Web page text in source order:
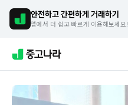
안전하고 간편하게 거래하기
앱에서 더 쉽고 빠르게 이용해보세요!